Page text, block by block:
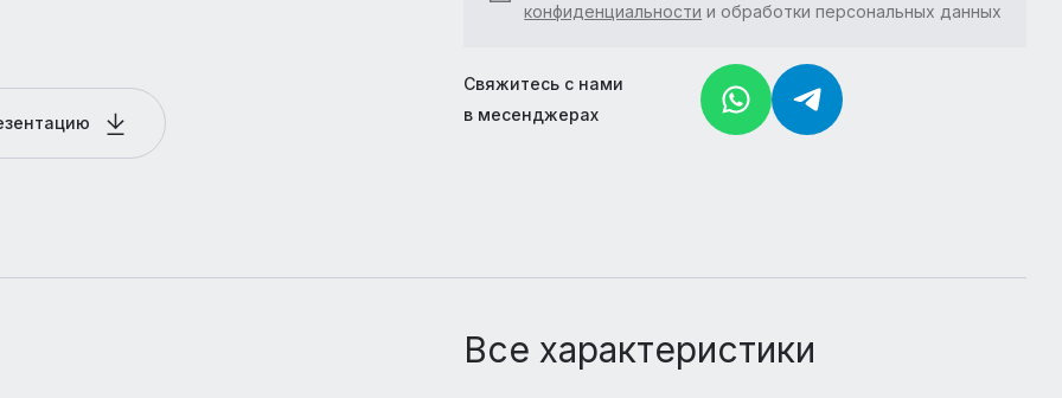
конфиденциальности и обработки персональных данных
Свяжитесь с нами
в месенджерах
Все характеристики